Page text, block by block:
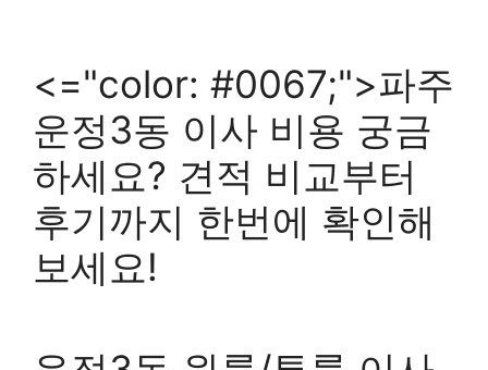
<="color: #0067;">파주
운정3동 이사 비용 궁금
하세요? 견적 비교부터
후기까지 한번에 확인해
보세요!